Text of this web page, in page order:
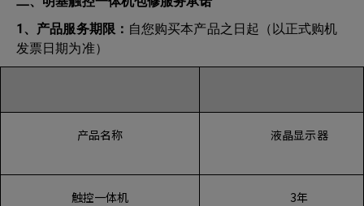
1、产品服务期限： 自您购买本产品之日起（以正式购机
发票日期为准）
产品名称 液晶显示器
触控一体机 3年